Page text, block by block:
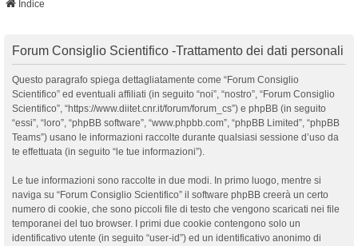
Indice
Forum Consiglio Scientifico -Trattamento dei dati personali
Questo paragrafo spiega dettagliatamente come “Forum Consiglio
Scientifico” ed eventuali affiliati (in seguito “noi”, “nostro”, “Forum Consiglio
Scientifico”, “https://www.diitet.cnr.it/forum/forum_cs”) e phpBB (in seguito
“essi”, “loro”, “phpBB software”, “www.phpbb.com”, “phpBB Limited”, “phpBB
Teams”) usano le informazioni raccolte durante qualsiasi sessione d’uso da
te effettuata (in seguito “le tue informazioni”).
Le tue informazioni sono raccolte in due modi. In primo luogo, mentre si
naviga su “Forum Consiglio Scientifico” il software phpBB creerà un certo
numero di cookie, che sono piccoli file di testo che vengono scaricati nei file
temporanei del tuo browser. I primi due cookie contengono solo un
identificativo utente (in seguito “user-id”) ed un identificativo anonimo di